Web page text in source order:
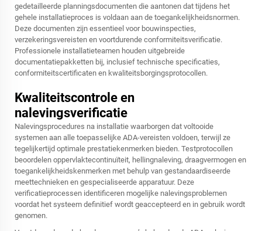
gedetailleerde planningsdocumenten die aantonen dat tijdens het
gehele installatieproces is voldaan aan de toegankelijkheidsnormen.
Deze documenten zijn essentieel voor bouwinspecties,
verzekeringsvereisten en voortdurende conformiteitsverificatie.
Professionele installatieteamen houden uitgebreide
documentatiepakketten bij, inclusief technische specificaties,
conformiteitscertificaten en kwaliteitsborgingsprotocollen.
Kwaliteitscontrole en
nalevingsverificatie
Nalevingsprocedures na installatie waarborgen dat voltooide
systemen aan alle toepasselijke ADA-vereisten voldoen, terwijl ze
tegelijkertijd optimale prestatiekenmerken bieden. Testprotocollen
beoordelen oppervlaktecontinuïteit, hellingnaleving, draagvermogen en
toegankelijkheidskenmerken met behulp van gestandaardiseerde
meettechnieken en gespecialiseerde apparatuur. Deze
verificatieprocessen identificeren mogelijke nalevingsproblemen
voordat het systeem definitief wordt geaccepteerd en in gebruik wordt
genomen.